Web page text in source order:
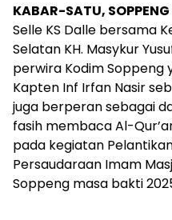
KABAR-SATU, SOPPENG
Selle KS Dalle bersama
Selatan KH. Masykur
perwira Kodim Soppeng
Kapten Inf Irfan Nasir
juga berperan sebagai
fasih membaca Al-
pada kegiatan
Persaudaraan Imam
Soppeng masa bakti